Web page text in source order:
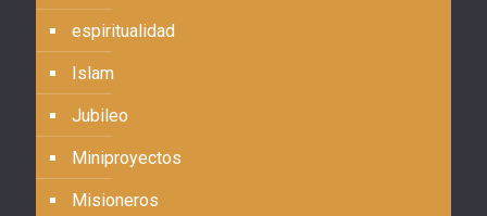
espiritualidad
Islam
Jubileo
Miniproyectos
Misioneros